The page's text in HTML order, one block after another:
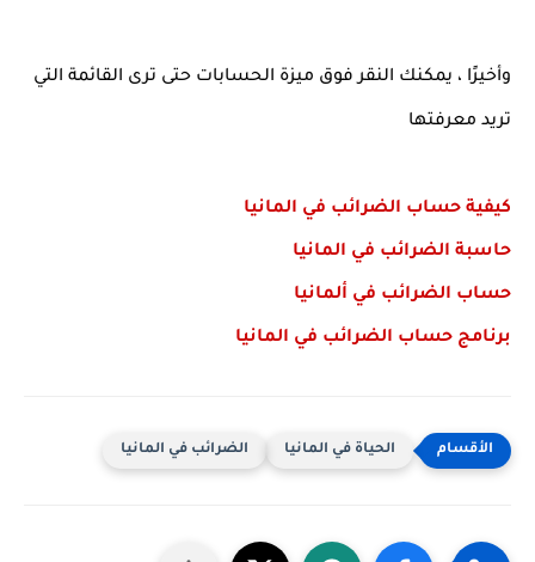
تريد معرفتها
كيفية حساب الضرائب في المانيا
حاسبة الضرائب في المانيا
حساب الضرائب في ألمانيا
برنامج حساب الضرائب في المانيا
الحياة في المانيا الضرائب في المانيا